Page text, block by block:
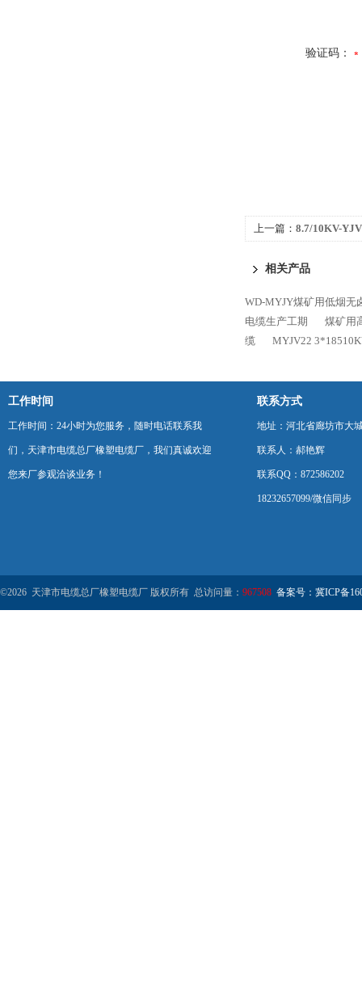
验证码：
上一篇： 8.7/10KV-
相关产品
WD-MYJY煤矿用低烟无
电缆生产工期
煤矿用
缆
MYJV22
工作时间
工作时间：24小时为您服务，随时电话联系我
们，天津市电缆总厂橡塑电缆厂，我们真诚欢迎
您来厂参观洽谈业务！
联系方式
地址：河北省廊坊市大
联系人：郝艳辉
联系QQ：872586202
18232657099/微信同步
©2026 天津市电缆总厂橡塑电缆厂 版权所有 总访问量： 967508 备案号：冀ICP备